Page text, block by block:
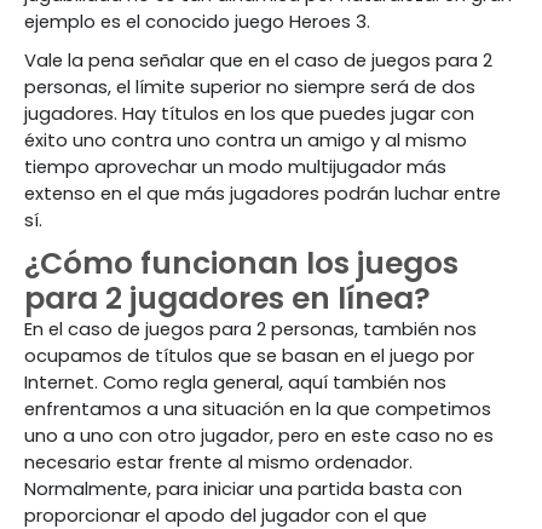
ejemplo es el conocido juego Heroes 3.
Vale la pena señalar que en el caso de juegos para 2
personas, el límite superior no siempre será de dos
jugadores. Hay títulos en los que puedes jugar con
éxito uno contra uno contra un amigo y al mismo
tiempo aprovechar un modo multijugador más
extenso en el que más jugadores podrán luchar entre
sí.
¿Cómo funcionan los juegos
para 2 jugadores en línea?
En el caso de juegos para 2 personas, también nos
ocupamos de títulos que se basan en el juego por
Internet. Como regla general, aquí también nos
enfrentamos a una situación en la que competimos
uno a uno con otro jugador, pero en este caso no es
necesario estar frente al mismo ordenador.
Normalmente, para iniciar una partida basta con
proporcionar el apodo del jugador con el que